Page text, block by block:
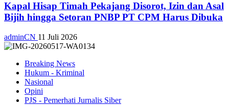
Kapal Hisap Timah Pekajang Disorot, Izin dan Asal
Bijih hingga Setoran PNBP PT CPM Harus Dibuka
adminCN 11 Juli 2026
Breaking News
Hukum - Kriminal
Nasional
Opini
PJS - Pemerhati Jurnalis Siber